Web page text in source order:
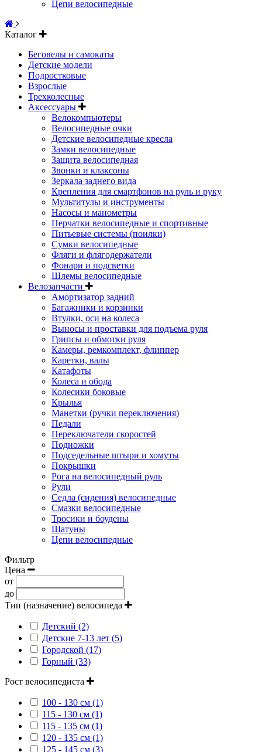
Цепи велосипедные
Каталог
Беговелы и самокаты
Детские модели
Подростковые
Взрослые
Трехколесные
Аксессуары
Велокомпьютеры
Велосипедные очки
Детские велосипедные кресла
Замки велосипедные
Защита велосипедная
Звонки и клаксоны
Зеркала заднего вида
Крепления для смартфонов на руль и руку
Мультитулы и инструменты
Насосы и манометры
Перчатки велосипедные и спортивные
Питьевые системы (поилки)
Сумки велосипедные
Фляги и флягодержатели
Фонари и подсветки
Шлемы велосипедные
Велозапчасти
Амортизатор задний
Багажники и корзинки
Втулки, оси на колеса
Выносы и проставки для подъема руля
Грипсы и обмотки руля
Камеры, ремкомплект, флиппер
Каретки, валы
Катафоты
Колеса и обода
Колесики боковые
Крылья
Манетки (ручки переключения)
Педали
Переключатели скоростей
Подножки
Подседельные штыри и хомуты
Покрышки
Рога на велосипедный руль
Рули
Седла (сидения) велосипедные
Смазки велосипедные
Тросики и боудены
Шатуны
Цепи велосипедные
Фильтр
Цена
от
до
Тип (назначение) велосипеда
Детский (2)
Детские 7-13 лет (5)
Городской (17)
Горный (33)
Рост велосипедиста
100 - 130 см (1)
115 - 130 см (1)
115 - 135 см (1)
120 - 135 см (1)
125 - 145 см (3)